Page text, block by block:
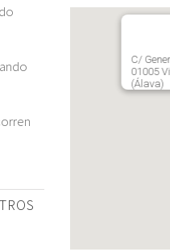
C/
01005
(Álava)